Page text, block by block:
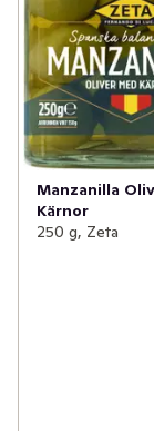
Manzanilla
Kärnor
250 g, Zeta